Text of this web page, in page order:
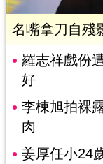
名嘴拿刀自
羅志祥戲份
好
李棟旭拍裸
肉
姜厚任小24